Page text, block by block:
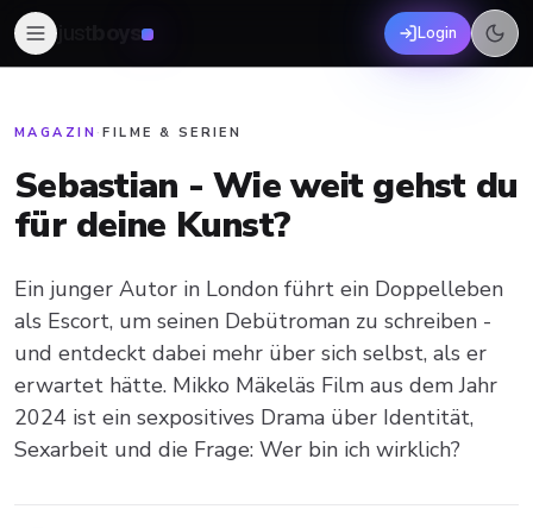
boys Login
MAGAZIN ·FILME & SERIEN
Sebastian - Wie weit gehst du
für deine Kunst?
Ein junger Autor in London führt ein Doppelleben
als Escort, um seinen Debütroman zu schreiben -
und entdeckt dabei mehr über sich selbst, als er
erwartet hätte. Mikko Mäkeläs Film aus dem Jahr
2024 ist ein sexpositives Drama über Identität,
Sexarbeit und die Frage: Wer bin ich wirklich?